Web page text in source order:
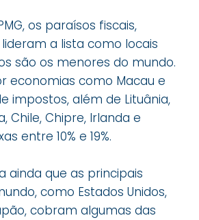
os paraísos fiscais,
a lista como locais
são os menores do mundo.
economias como Macau e
impostos, além de Lituânia,
Chile, Chipre, Irlanda e
entre 10% e 19%.
ainda que as principais
como Estados Unidos,
cobram algumas das